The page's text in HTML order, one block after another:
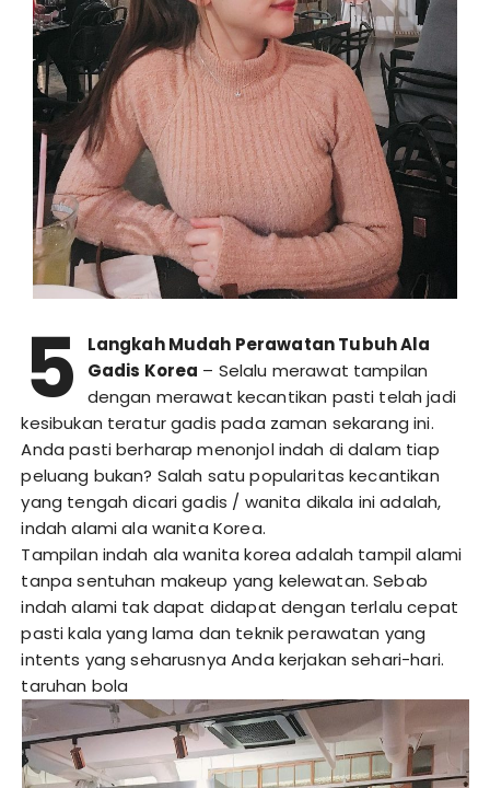
5
Langkah Mudah Perawatan Tubuh Ala
Gadis Korea – Selalu merawat tampilan
dengan merawat kecantikan pasti telah jadi
kesibukan teratur gadis pada zaman sekarang ini.
Anda pasti berharap menonjol indah di dalam tiap
peluang bukan? Salah satu popularitas kecantikan
yang tengah dicari gadis / wanita dikala ini adalah,
indah alami ala wanita Korea.
Tampilan indah ala wanita korea adalah tampil alami
tanpa sentuhan makeup yang kelewatan. Sebab
indah alami tak dapat didapat dengan terlalu cepat
pasti kala yang lama dan teknik perawatan yang
intents yang seharusnya Anda kerjakan sehari-hari.
taruhan bola